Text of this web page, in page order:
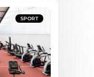
SPORT